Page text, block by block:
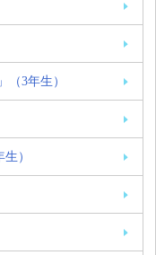
3年生）
）